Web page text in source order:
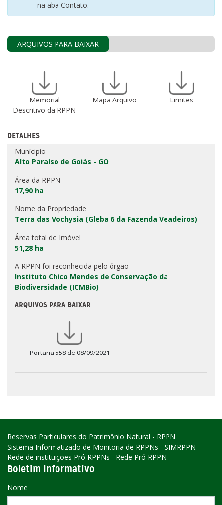
na aba Contato.
ARQUIVOS PARA BAIXAR
Memorial
Descritivo da RPPN
Mapa Arquivo Limites
DETALHES
Munícipio
Alto Paraíso de Goiás - GO
Área da RPPN
17,90 ha
Nome da Propriedade
Terra das Vochysia (Gleba 6 da Fazenda Veadeiros)
Área total do Imóvel
51,28 ha
A RPPN foi reconhecida pelo órgão
Instituto Chico Mendes de Conservação da
Biodiversidade (ICMBio)
ARQUIVOS PARA BAIXAR
Portaria 558 de 08/09/2021
Reservas Particulares do Patrimônio Natural - RPPN
Sistema Informatizado de Monitoria de RPPNs - SIMRPPN
Rede de instituições Pró RPPNs - Rede Pró RPPN
Boletim Informativo
Nome